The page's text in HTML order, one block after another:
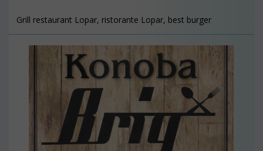
Grill restaurant Lopar, ristorante Lopar, best burger